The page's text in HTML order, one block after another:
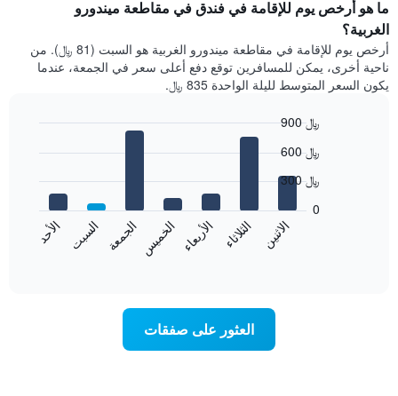
ما هو أرخص يوم للإقامة في فندق في مقاطعة ميندورو
الغربية؟
أرخص يوم للإقامة في مقاطعة ميندورو الغربية هو السبت (81 ﷼). من
ناحية أخرى، يمكن للمسافرين توقع دفع أعلى سعر في الجمعة، عندما
يكون السعر المتوسط لليلة الواحدة 835 ﷼.
الاثنين الثلاثاء الأربعاء الخميسالجمعة السبت الأحد
0
300 ﷼
600 ﷼
900 ﷼
العثور على صفقات